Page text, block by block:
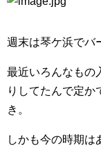
週末は琴ケ浜でバ
最近いろんなもの
りしてたんで定か
き。
しかも今の時期は